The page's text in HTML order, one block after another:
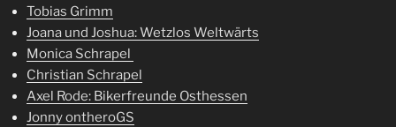
Tobias Grimm
Joana und Joshua: Wetzlos Weltwärts
Monica Schrapel
Christian Schrapel
Axel Rode: Bikerfreunde Osthessen
Jonny ontheroGS